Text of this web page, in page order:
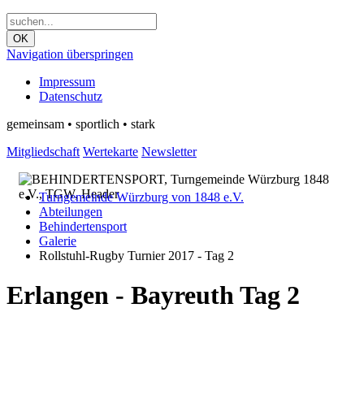
OK
Navigation überspringen
Impressum
Datenschutz
gemeinsam • sportlich • stark
Mitgliedschaft Wertekarte Newsletter
Turngemeinde Würzburg von 1848 e.V.
Abteilungen
Behindertensport
Galerie
Rollstuhl-Rugby Turnier 2017 - Tag 2
Erlangen - Bayreuth Tag 2